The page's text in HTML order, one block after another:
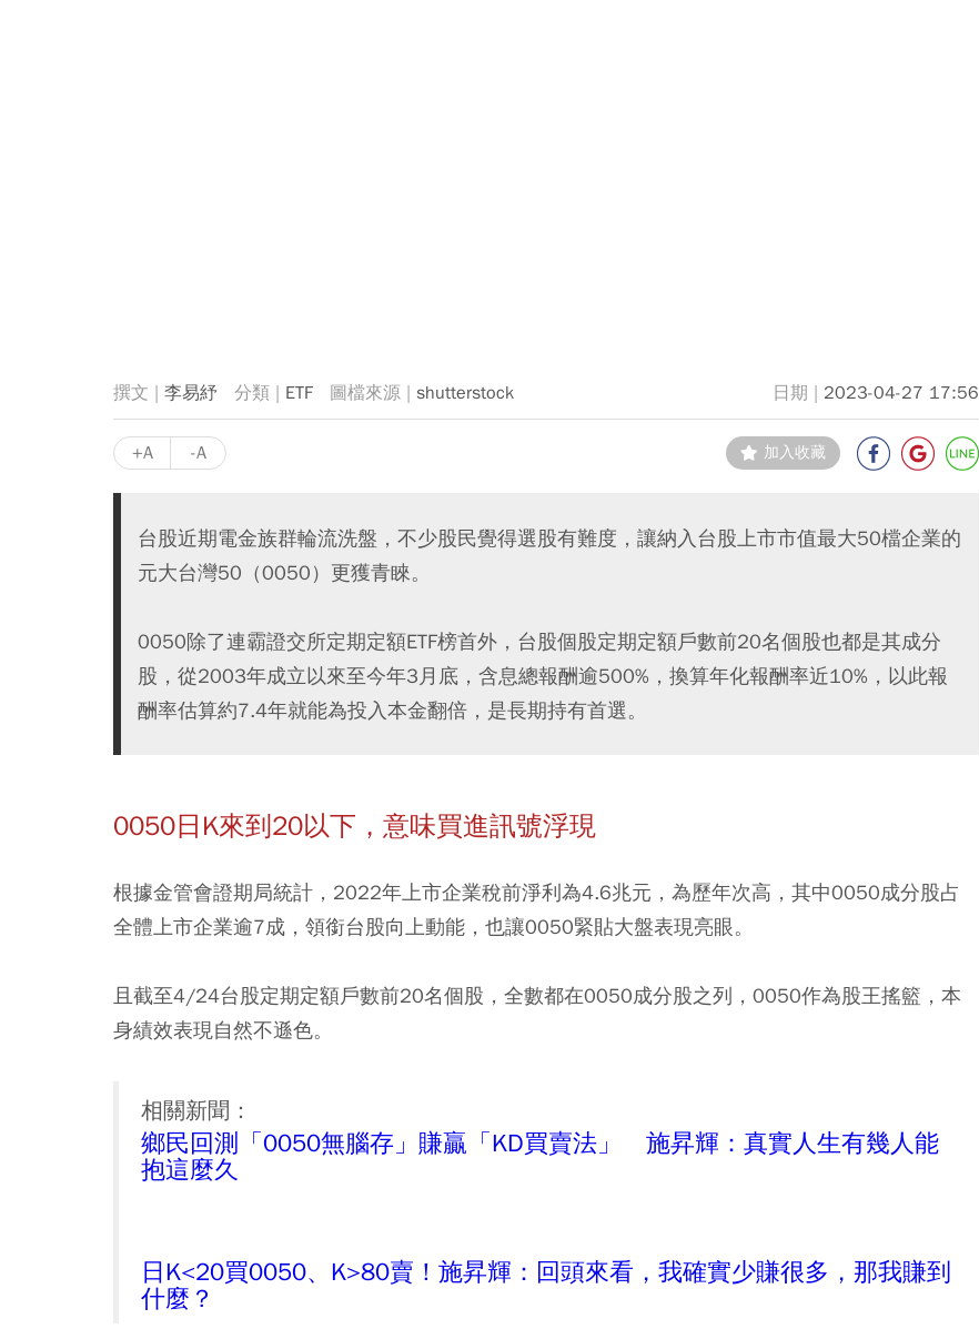
李易紓 ETF shutterstock 2023-04-27 17:56
+A -A 加入收藏
台股近期電金族群輪流洗盤，不少股民覺得選股有難度，讓納入台股上市市值最大50檔企業的
元大台灣50（0050）更獲青睞。
0050除了連霸證交所定期定額ETF榜首外，台股個股定期定額戶數前20名個股也都是其成分
股，從2003年成立以來至今年3月底，含息總報酬逾500%，換算年化報酬率近10%，以此報
酬率估算約7.4年就能為投入本金翻倍，是長期持有首選。
0050日K來到20以下，意味買進訊號浮現
根據金管會證期局統計，2022年上市企業稅前淨利為4.6兆元，為歷年次高，其中0050成分股占
全體上市企業逾7成，領銜台股向上動能，也讓0050緊貼大盤表現亮眼。
且截至4/24台股定期定額戶數前20名個股，全數都在0050成分股之列，0050作為股王搖籃，本
身績效表現自然不遜色。
相關新聞：
鄉民回測「0050無腦存」賺贏「KD買賣法」 施昇輝：真實人生有幾人能
抱這麼久
日K<20買0050、K>80賣！施昇輝：回頭來看，我確實少賺很多，那我賺到
什麼？